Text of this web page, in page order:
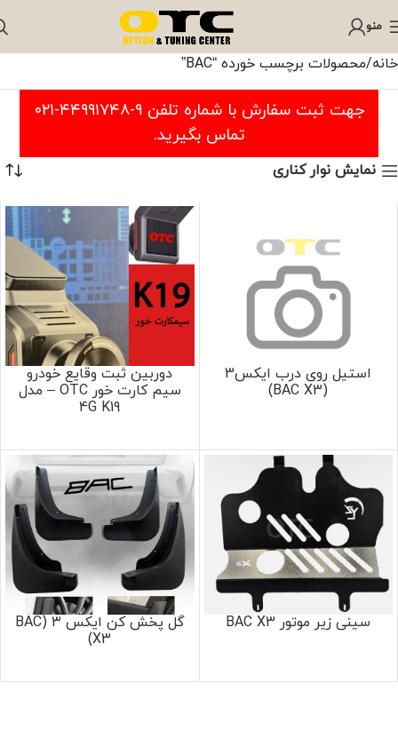
منو
خانه محصولات برچسب خورده “BAC”
جهت ثبت سفارش با شماره تلفن ۹-۴۴۹۹۱۷۴۸-۰۲۱
تماس بگیرید.
نمایش نوار کناری
استیل روی درب ایکس3
(BAC X3)
دوربین ثبت وقایع خودرو
سیم کارت خور OTC – مدل
4G K19
سینی زیر موتور BAC X3
گل پخش کن ایکس ۳ (BAC
X3)